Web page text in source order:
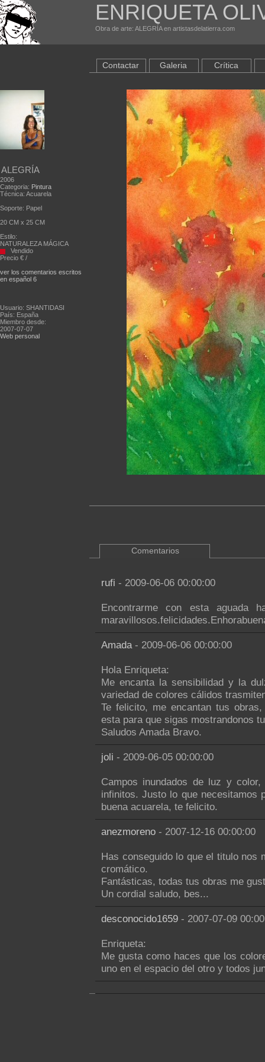
ENRIQUETA
Obra de arte: ALEGRÍA en artistasdelatierra.com
ALEGRÍA
2006
Categoria: Pintura
Técnica: Acuarela
Soporte: Papel
20 CM x 25 CM
Estilo:
NATURALEZA MÁGICA
Vendido
Precio € /
ver los comentarios escritos
en español 6
Usuario: SHANTIDASI
País: España
Miembro desde:
2007-07-07
Web personal
Contactar Galeria Crítica
Comentarios
rufi - 2009-06-06 00:00:00
Encontrarme con esta aguada
Amada- 2009-06-06 00:00:00
Hola Enriqueta:
Me encanta la sensibilidad y la
variedad de colores cálidos
Te felicito, me encantan tus
esta para que sigas mostrandonos
Saludos Amada Bravo.
joli - 2009-06-05 00:00:00
Campos inundados de luz y
infinitos. Justo lo que necesitamos
buena acuarela, te felicito.
anezmoreno - 2007-12-16 00:00:00
Has conseguido lo que el titulo nos
cromático.
Fantásticas, todas tus obras me
Un cordial saludo, bes...
desconocido1659 - 2007-07-09
Enriqueta:
Me gusta como haces que los
uno en el espacio del otro y todos